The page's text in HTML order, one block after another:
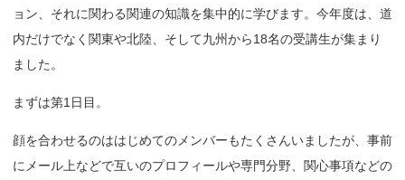
ョン、それに関わる関連の知識を集中的に学びます。今年度は、道
内だけでなく関東や北陸、そして九州から18名の受講生が集まり
ました。
まずは第1日目。
顔を合わせるのははじめてのメンバーもたくさんいましたが、事前
にメール上などで互いのプロフィールや専門分野、関心事項などの